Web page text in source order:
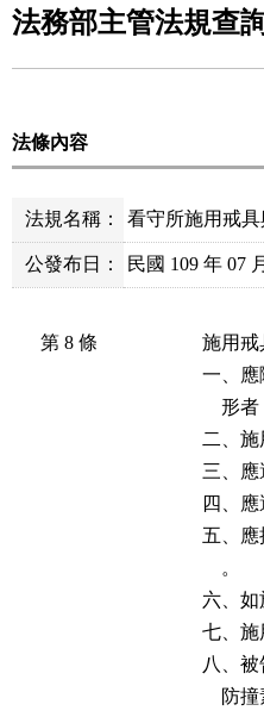
法務部主管法規查
法條內容
法規名稱： 看守所施用戒
公發布日： 民國 109 年 07
第 8 條
施用戒
一、應
形
二、施
三、應
四、
五、
    。
六、
七、施
八、
防